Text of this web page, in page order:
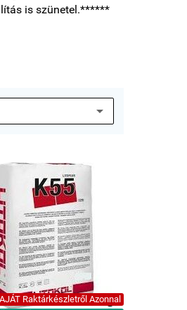
is szünetel.******
Raktárkészletről Azonnal